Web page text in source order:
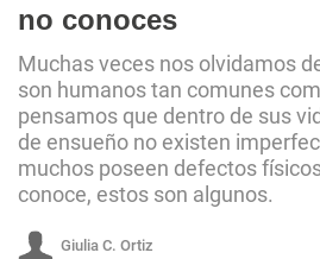
no conoces
Muchas veces nos olvidamos
son humanos tan comunes
pensamos que dentro de sus
de ensueño no existen
muchos poseen defectos
conoce, estos son algunos.
Giulia C. Ortiz